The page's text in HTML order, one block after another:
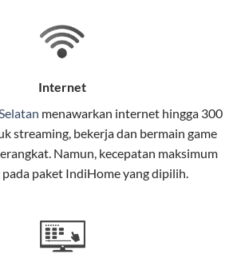
dan bisnis.
berbagai pilihan paket IndiHome
layanan IndiHome juga mencakup TV
TV) dan telepon rumah dalam
WiFi IndiHome
menggunakan teknologi Fiber To The
Internet
menawarkan internet hingga 300
streaming, bekerja dan bermain game
Namun, kecepatan maksimum
paket IndiHome yang dipilih.